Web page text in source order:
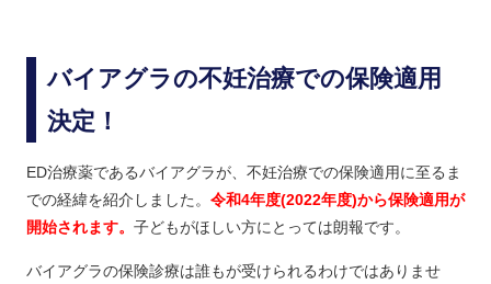
バイアグラの不妊治療での保険適用
決定！
ED治療薬であるバイアグラが、不妊治療での保険適用に至るま
での経緯を紹介しました。 令和4年度(2022年度)から保険適用が
開始されます。 子どもがほしい方にとっては朗報です。
バイアグラの保険診療は誰もが受けられるわけではありませ